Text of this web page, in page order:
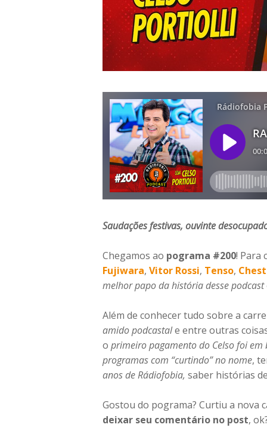
Saudações festivas, ouvinte
Chegamos ao pograma #200! Para
Fujiwara, Vitor Rossi, Tenso,
melhor papo da história desse podcast
Além de conhecer tudo sobre a
amidopodcastale entre outras
o primeiro pagamento do Celso foi
programas com “curtindo” no nome,
anos de Rádiofobia, saber histórias
Gostou do pograma? Curtiu a nova
deixar seu comentário no post,